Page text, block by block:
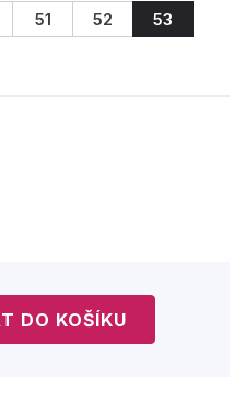
51 52
53